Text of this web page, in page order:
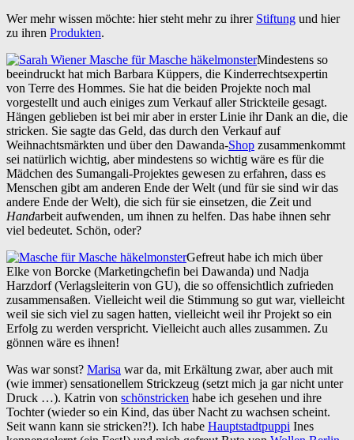
Wer mehr wissen möchte: hier steht mehr zu ihrer Stiftung und hier
zu ihren Produkten.
Mindestens so
beeindruckt hat mich Barbara Küppers, die Kinderrechtsexpertin
von Terre des Hommes. Sie hat die beiden Projekte noch mal
vorgestellt und auch einiges zum Verkauf aller Strickteile gesagt.
Hängen geblieben ist bei mir aber in erster Linie ihr Dank an die, die
stricken. Sie sagte das Geld, das durch den Verkauf auf
Weihnachtsmärkten und über den Dawanda-Shop zusammenkommt
sei natürlich wichtig, aber mindestens so wichtig wäre es für die
Mädchen des Sumangali-Projektes gewesen zu erfahren, dass es
Menschen gibt am anderen Ende der Welt (und für sie sind wir das
andere Ende der Welt), die sich für sie einsetzen, die Zeit und
Handarbeit aufwenden, um ihnen zu helfen. Das habe ihnen sehr
viel bedeutet. Schön, oder?
Gefreut habe ich mich über
Elke von Borcke (Marketingchefin bei Dawanda) und Nadja
Harzdorf (Verlagsleiterin von GU), die so offensichtlich zufrieden
zusammensaßen. Vielleicht weil die Stimmung so gut war, vielleicht
weil sie sich viel zu sagen hatten, vielleicht weil ihr Projekt so ein
Erfolg zu werden verspricht. Vielleicht auch alles zusammen. Zu
gönnen wäre es ihnen!
Was war sonst? Marisa war da, mit Erkältung zwar, aber auch mit
(wie immer) sensationellem Strickzeug (setzt mich ja gar nicht unter
Druck …). Katrin von schönstricken habe ich gesehen und ihre
Tochter (wieder so ein Kind, das über Nacht zu wachsen scheint.
Seit wann kann sie stricken?!). Ich habe Hauptstadtpuppi Ines